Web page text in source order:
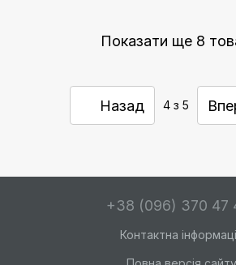
Показати ще 8
Назад 4 з 5
+38 (096) 370 47
Контактна